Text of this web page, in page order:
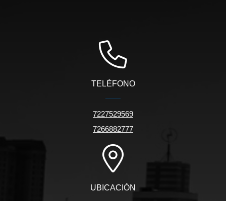
TELÉFONO
7227529569
7266882777
UBICACIÓN